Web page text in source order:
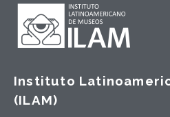
Instituto
(ILAM)